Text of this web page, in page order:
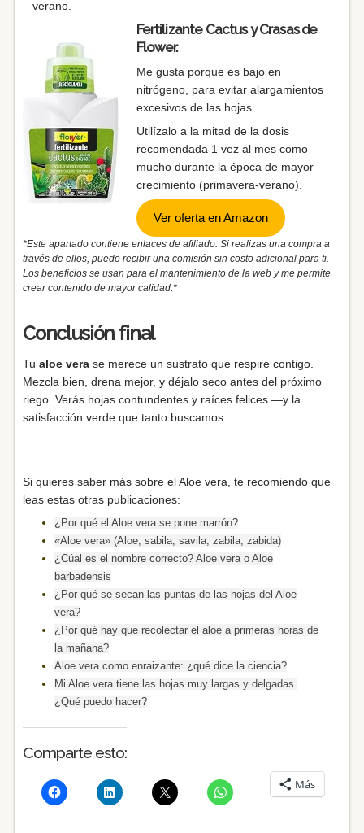
– verano.
Fertilizante Cactus y Crasas de
Flower.
Me gusta porque es bajo en
nitrógeno, para evitar alargamientos
excesivos de las hojas.
Utilízalo a la mitad de la dosis
recomendada 1 vez al mes como
mucho durante la época de mayor
crecimiento (primavera-verano).
Ver oferta en Amazon
*Este apartado contiene enlaces de afiliado. Si realizas una compra a
través de ellos, puedo recibir una comisión sin costo adicional para ti.
Los beneficios se usan para el mantenimiento de la web y me permite
crear contenido de mayor calidad.*
Conclusión final
Tu aloe verase merece un sustrato que respire contigo.
Mezcla bien, drena mejor, y déjalo seco antes del próximo
riego. Verás hojas contundentes y raíces felices —y la
satisfacción verde que tanto buscamos.
Si quieres saber más sobre el Aloe vera, te recomiendo que
leas estas otras publicaciones:
¿Por qué el Aloe vera se pone marrón?
«Aloe vera» (Aloe, sabila, savila, zabila, zabida)
¿Cúal es el nombre correcto? Aloe vera o Aloe
barbadensis
¿Por qué se secan las puntas de las hojas del Aloe
vera?
¿Por qué hay que recolectar el aloe a primeras horas de
la mañana?
Aloe vera como enraizante: ¿qué dice la ciencia?
Mi Aloe vera tiene las hojas muy largas y delgadas.
¿Qué puedo hacer?
Comparte esto:
Más